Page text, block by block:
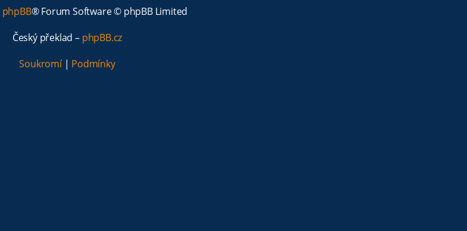
phpBB® Forum Software © phpBB Limited
Český překlad – phpBB.cz
Soukromí| Podmínky